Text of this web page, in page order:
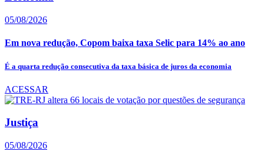
05/08/2026
Em nova redução, Copom baixa taxa Selic para 14% ao ano
É a quarta redução consecutiva da taxa básica de juros da economia
ACESSAR
Justiça
05/08/2026